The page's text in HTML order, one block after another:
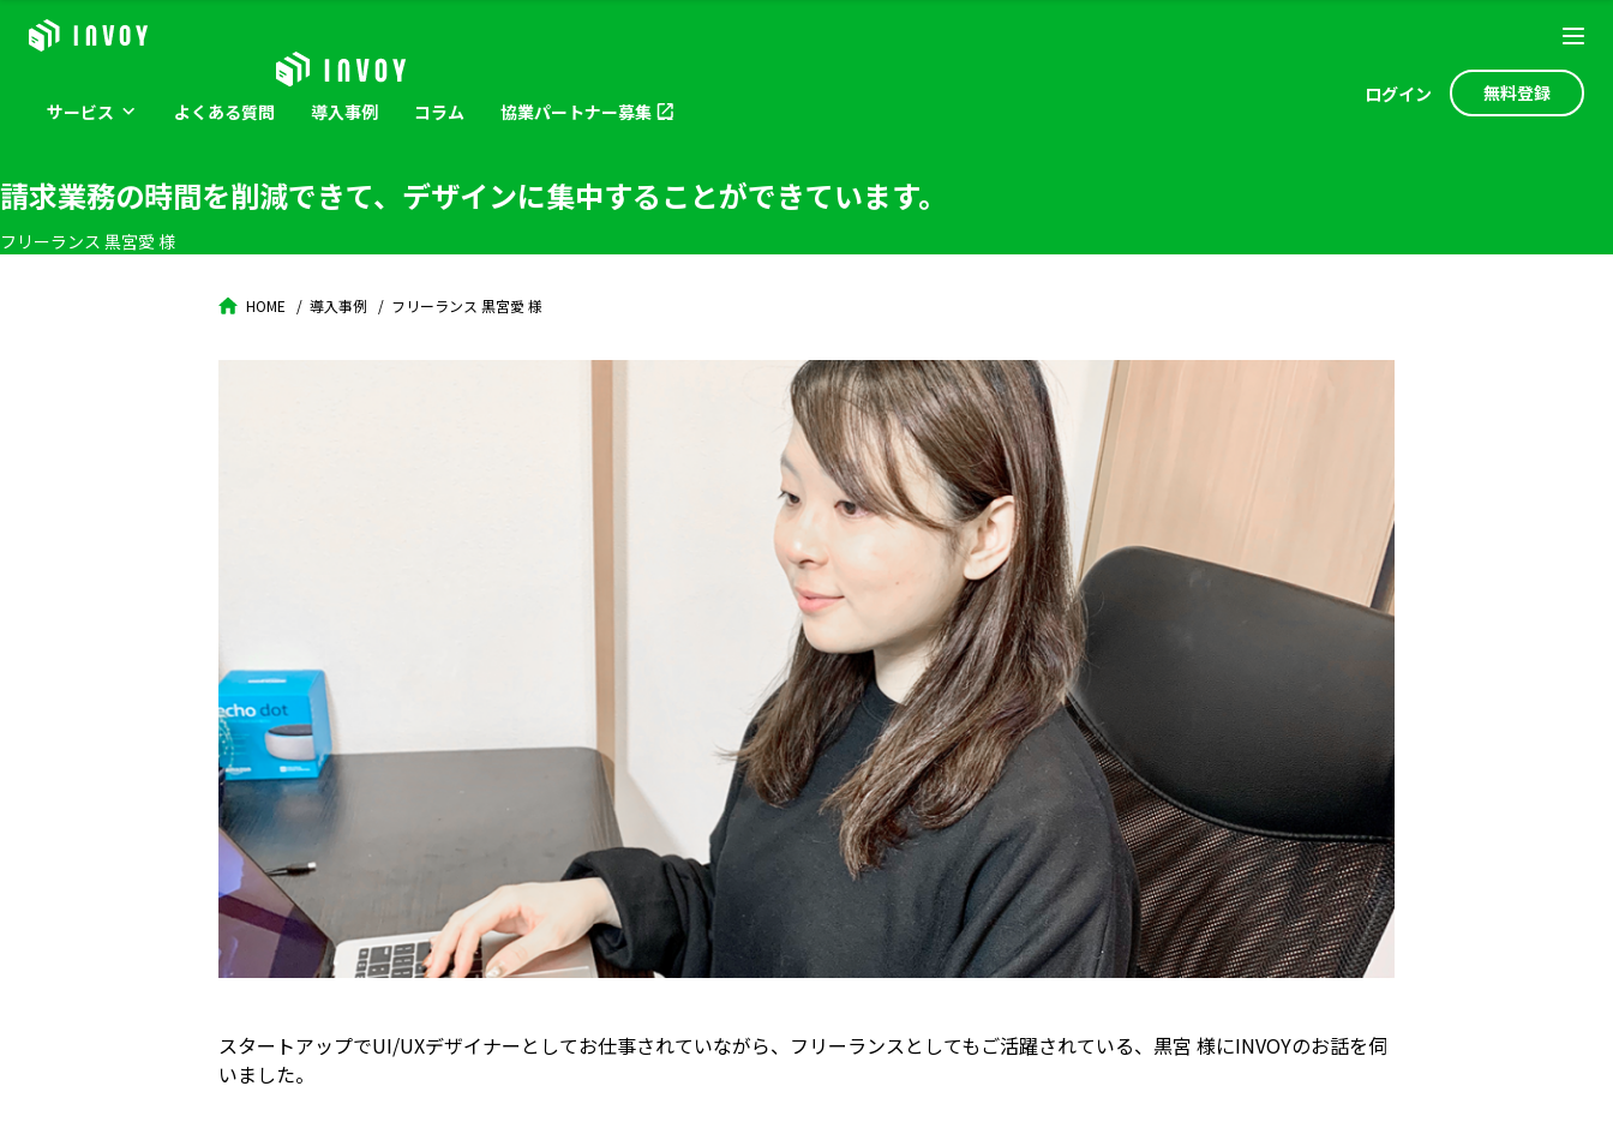
サービス よくある質問 導入事例 コラム 協業パートナー募集
ログイン 無料登録
請求業務の時間を削減できて、デザインに集中することができています。
フリーランス 黒宮愛 様
HOME 導入事例 フリーランス 黒宮愛 様
スタートアップでUI/UXデザイナーとしてお仕事されていながら、フリーランスとしてもご活躍されている、黒宮 様にINVOYのお話を伺
いました。